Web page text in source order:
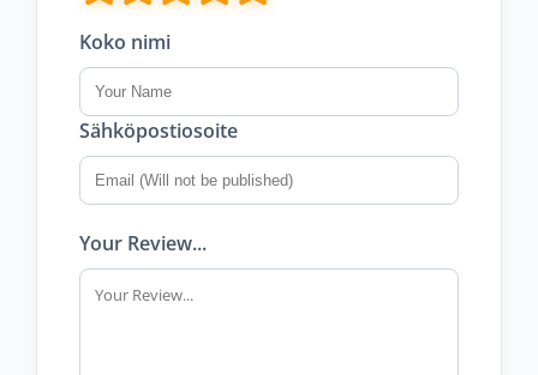
Koko nimi
Sähköpostiosoite
Your Review...